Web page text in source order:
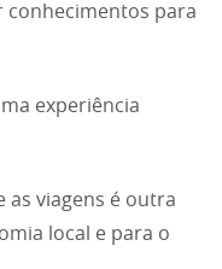
para
experiência
as viagens é outra
local e para o